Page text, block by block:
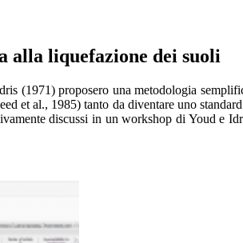
alla liquefazione dei suoli
(1971) proposero una metodologia
et al., 1985) tanto da diventare uno
discussi in un workshop di Youd e